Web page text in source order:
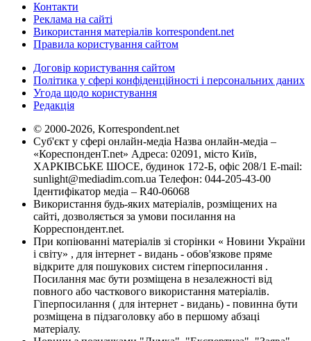
Контакти
Реклама на сайті
Використання матеріалів korrespondent.net
Правила користування сайтом
Договір користування сайтом
Політика у сфері конфіденційності і персональних даних
Угода щодо користування
Редакція
© 2000-2026, Korrespondent.net
Суб'єкт у сфері онлайн-медіа Назва онлайн-медіа –
«КореспонденТ.net» Адреса: 02091, місто Київ,
ХАРКІВСЬКЕ ШОСЕ, будинок 172-Б, офіс 208/1 E-mail:
sunlight@mediadim.com.ua Телефон: 044-205-43-00
Ідентифікатор медіа – R40-06068
Використання будь-яких матеріалів, розміщених на
сайті, дозволяється за умови посилання на
Корреспондент.net.
При копіюванні матеріалів зі сторінки « Новини України
і світу» , для інтернет - видань - обов'язкове пряме
відкрите для пошукових систем гіперпосилання .
Посилання має бути розміщена в незалежності від
повного або часткового використання матеріалів.
Гіперпосилання ( для інтернет - видань) - повинна бути
розміщена в підзаголовку або в першому абзаці
матеріалу.